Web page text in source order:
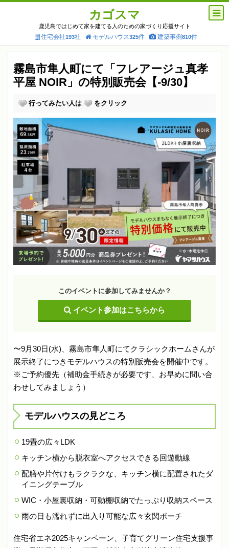
カゴスマ
鹿児島ではじめて家を建てる人のための家づくり応援サイト
住宅会社193社 モデルハウス325件 建築事例810件
霧島市隼人町にて「フレアージュ真孝
平屋 NOIR」の特別販売会【-9/30】
行ってみたい人は をクリック
このイベントに参加してみませんか？
イベント参加はこちらから
〜9月30日(水)、霧島市隼人町にてクラシックホームさんが
展示終了につきモデルハウスの特別販売会を開催中です。
※ご予約優先（補助金手続きが必要です、お早めに問い合
わせしてみましょう）
モデルハウスの見どころ
19畳の広々LDK
キッチン横から脱衣室へアクセスできる回遊動線
配膳や片付けもラクラクな、キッチン横に配置されたダ
イニングテーブル
WIC・小屋裏収納・可動棚収納でたっぷり収納スペース
雨の日も濡れずに出入り可能な広々玄関ポーチ
住宅省エネ2025キャンペーン、子育てグリーン住宅支援事